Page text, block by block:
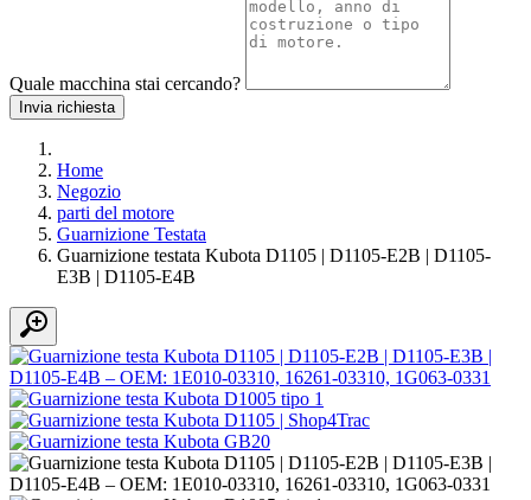
Quale macchina stai cercando?
Invia richiesta
Home
Negozio
parti del motore
Guarnizione Testata
Guarnizione testata Kubota D1105 | D1105-E2B | D1105-
E3B | D1105-E4B